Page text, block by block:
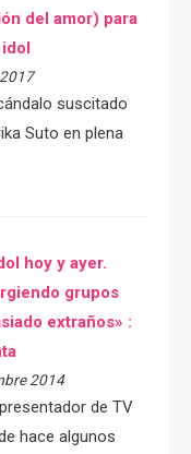
del amor) para
suscitado
Suto en plena
hoy y ayer.
grupos
extraños» :
2014
de TV
hace algunos